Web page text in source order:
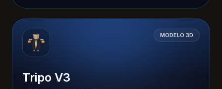
MODELO 3D
Tripo V3